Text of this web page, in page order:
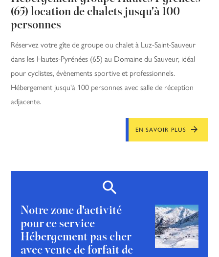
(65) location de chalets jusqu'à 100
personnes
Réservez votre gîte de groupe ou chalet à Luz-Saint-Sauveur
dans les Hautes-Pyrénées (65) au Domaine du Sauveur, idéal
pour cyclistes, évènements sportive et professionnels.
Hébergement jusqu'à 100 personnes avec salle de réception
adjacente.
EN SAVOIR PLUS
Notre zone d'activité
pour ce service
Hébergement pas cher
avec vente de forfait de